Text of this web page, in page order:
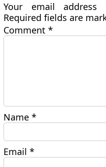
Your email
Required fields are
Comment*
Name*
Email*